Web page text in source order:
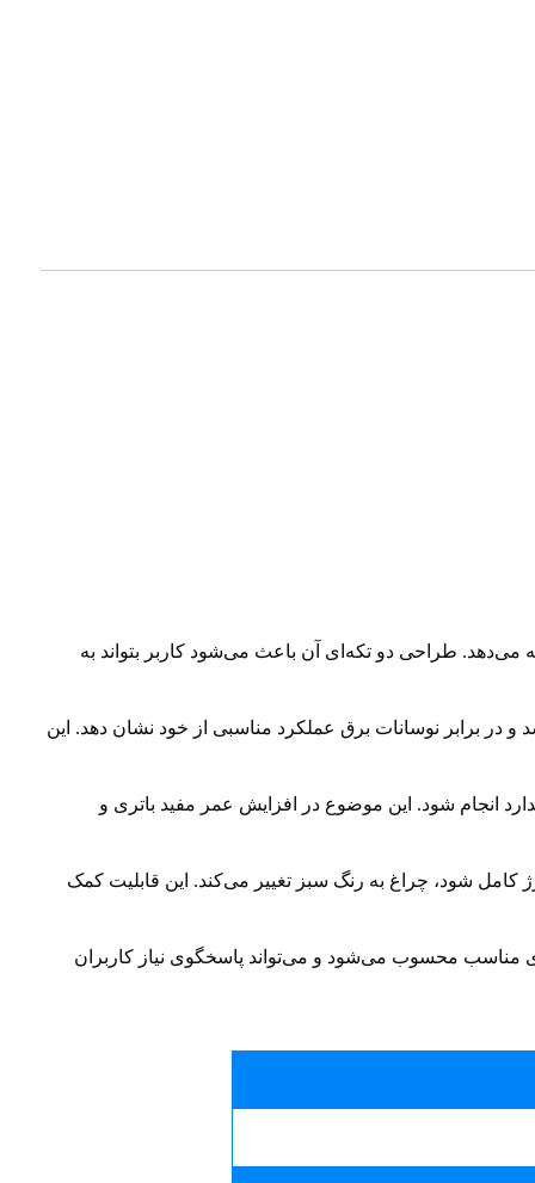
می‌دهد. طراحی دو تکه‌ای آن باعث می‌شود کاربر بتواند به
در برابر نوسانات برق عملکرد مناسبی از خود نشان دهد. این
انجام شود. این موضوع در افزایش عمر مفید باتری و
کامل شود، چراغ به رنگ سبز تغییر می‌کند. این قابلیت کمک
مناسب محسوب می‌شود و می‌تواند پاسخگوی نیاز کاربران